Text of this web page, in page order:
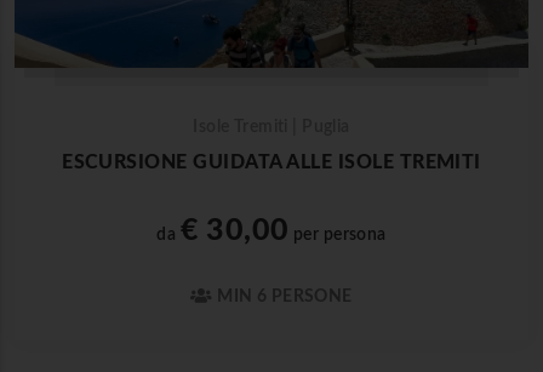
ESCURSIONE GUIDATA ALLE ISOLE TREMITI
da € 30,00 per persona
MIN 6 PERSONE